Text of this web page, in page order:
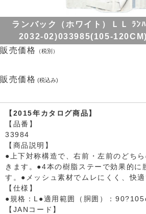
ランバック（ホワイト）ＬＬ ﾗ
2032-02)033985(105-
販売価格
（税別）
販売価格 (税込み)
【2015年カタログ商品】
【品番】
33984
【商品説明】
●上下対称構造で、右前・左前のどち
きます。●4本の樹脂ステーで効果的に
す。●メッシュ素材でムレにくく、快適
【仕様】
●規格：L●適用範囲（胴囲）：
【JANコード】